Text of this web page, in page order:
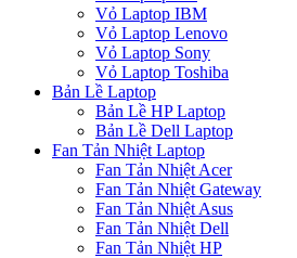
Vỏ Laptop IBM
Vỏ Laptop Lenovo
Vỏ Laptop Sony
Vỏ Laptop Toshiba
Bản Lề Laptop
Bản Lề HP Laptop
Bản Lề Dell Laptop
Fan Tản Nhiệt Laptop
Fan Tản Nhiệt Acer
Fan Tản Nhiệt Gateway
Fan Tản Nhiệt Asus
Fan Tản Nhiệt Dell
Fan Tản Nhiệt HP